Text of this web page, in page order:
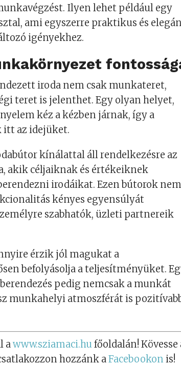
Ilyen lehet például egy
ami egyszerre praktikus és
igényekhez.
iroda nem csak munkateret,
teret is jelenthet. Egy olyan helyet,
kéz a kézben járnak, így a
itt az idejüket.
kínálattal áll rendelkezésre az
akik céljaiknak és értékeiknek
irodáikat. Ezen bútorok nem
kényes egyensúlyát
szabhatók, üzleti partnereik
érzik jól magukat a
befolyásolja a teljesítményüket.
pedig nemcsak a munkát
munkahelyi atmoszférát is
awww.sziamaci.hu főoldalán! Kövesse
hozzánk aFacebookon is!